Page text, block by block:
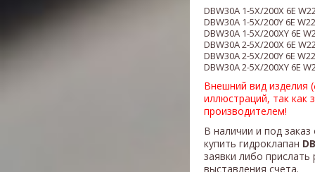
DBW30A 1-5X/200X 6E
DBW30A 1-5X/200Y 6E
DBW30A 1-5X/200XY 6E
DBW30A 2-5X/200X 6E
DBW30A 2-5X/200Y 6E
DBW30A 2-5X/200XY 6E
Внешний вид изделия
иллюстраций, так как
производителем!
В наличии и под
купить гидроклапан
заявки либо
выставления счета.